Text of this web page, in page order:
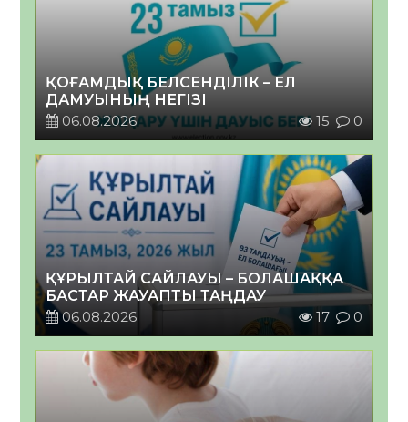
ҚОҒАМДЫҚ БЕЛСЕНДІЛІК – ЕЛ
ДАМУЫНЫҢ НЕГІЗІ
06.08.2026
15 0
ҚҰРЫЛТАЙ САЙЛАУЫ – БОЛАШАҚҚА
БАСТАР ЖАУАПТЫ ТАҢДАУ
06.08.2026
17 0